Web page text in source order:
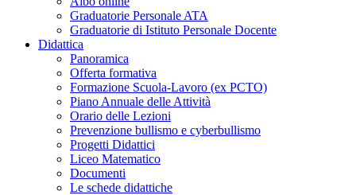
Graduatorie Personale ATA
Graduatorie di Istituto Personale Docente
Didattica
Panoramica
Offerta formativa
Formazione Scuola-Lavoro (ex PCTO)
Piano Annuale delle Attività
Orario delle Lezioni
Prevenzione bullismo e cyberbullismo
Progetti Didattici
Liceo Matematico
Documenti
Le schede didattiche